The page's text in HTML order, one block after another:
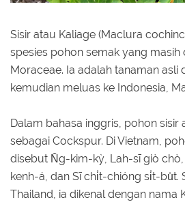
Sisir atau Kaliage (Maclura
spesies pohon semak yang masih
Moraceae. Ia adalah tanaman asli
kemudian meluas ke Indonesia,
Dalam bahasa inggris, pohon sisir
sebagai Cockspur. Di Vietnam,
disebut N̂g-kim-kỳ, Lah-sī giò
kenh-á, dan Sī chi̍t-chióng si̍t-bu̍t.
Thailand, ia dikenal dengan nama